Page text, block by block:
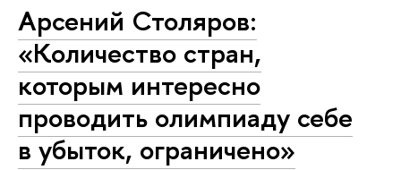
Арсений Столяров:
«Количество стран,
которым интересно
проводить олимпиаду себе
в убыток, ограничено»